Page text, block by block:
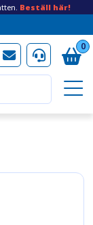
Beställ här!
0